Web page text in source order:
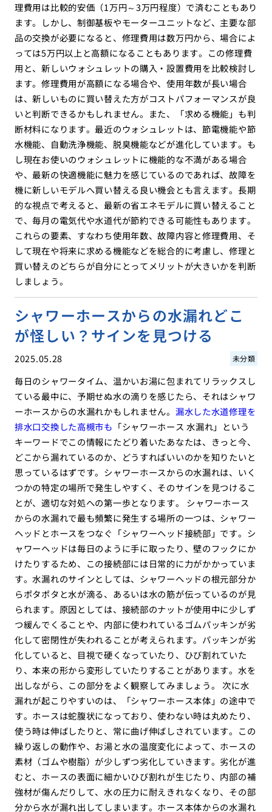
理費用は比較的安価（1万円～3万円程度）で済むこともあり
ます。しかし、制御基板やモーターユニットなど、主要な部
品の交換が必要になると、修理費用は数万円から、場合によ
っては5万円以上と高額になることもあります。この修理費
用と、新しいウォシュレットの購入・設置費用を比較検討し
ます。修理費用が高額になる場合や、使用年数が長い場合
は、新しいものに買い替えた方がコストパフォーマンスが良
いと判断できるかもしれません。また、「求める機能」も判
断材料になります。最近のウォシュレットは、節電機能や節
水機能、自動洗浄機能、脱臭機能などが進化しています。も
し現在お使いのウォシュレットに機能的な不満がある場合
や、最新の快適機能に魅力を感じているのであれば、故障を
機に新しいモデルへ買い替える良い機会とも言えます。長期
的な視点で考えると、最新の省エネモデルに買い替えること
で、毎月の電気代や水道代が節約できる可能性もあります。
これらの要素、すなわち使用年数、故障内容と修理費用、そ
して現在や将来に求める機能などを総合的に考慮し、修理と
買い替えのどちらが自分にとってメリットが大きいかを判断
しましょう。
シャワーホースからの水漏れどこ
が怪しい？サインを見つける
2025.05.28 未分類
毎日のシャワータイム、温かいお湯に包まれてリラックスし
ている最中に、予期せぬ水の滴りを感じたら、それはシャワ
ーホースからの水漏れかもしれません。 漏水した水道修理を
排水口交換した高槻市も 「シャワーホース 水漏れ」という
キーワードでこの情報にたどり着いたあなたは、きっと今、
どこから漏れているのか、どうすればいいのかを知りたいと
思っているはずです。シャワーホースからの水漏れは、いく
つかの特定の場所で発生しやすく、そのサインを見つけるこ
とが、適切な対処への第一歩となります。 シャワーホース
からの水漏れで最も頻繁に発生する場所の一つは、シャワー
ヘッドとホースをつなぐ「シャワーヘッド接続部」です。シ
ャワーヘッドは毎日のように手に取ったり、壁のフックにか
けたりするため、この接続部には日常的に力がかかっていま
す。水漏れのサインとしては、シャワーヘッドの根元部分か
らポタポタと水が滴る、あるいは水の筋が伝っているのが見
られます。原因としては、接続部のナットが使用中に少しず
つ緩んでくることや、内部に使われているゴムパッキンが劣
化して密閉性が失われることが考えられます。パッキンが劣
化していると、目視で硬くなっていたり、ひび割れていた
り、本来の形から変形していたりすることがあります。水を
出しながら、この部分をよく観察してみましょう。 次に水
漏れが起こりやすいのは、「シャワーホース本体」の途中で
す。ホースは蛇腹状になっており、使わない時は丸めたり、
使う時は伸ばしたりと、常に曲げ伸ばしされています。この
繰り返しの動作や、お湯と水の温度変化によって、ホースの
素材（ゴムや樹脂）が少しずつ劣化していきます。劣化が進
むと、ホースの表面に細かいひび割れが生じたり、内部の補
強材が傷んだりして、水の圧力に耐えきれなくなり、その部
分から水が漏れ出してしまいます。ホース本体からの水漏れ